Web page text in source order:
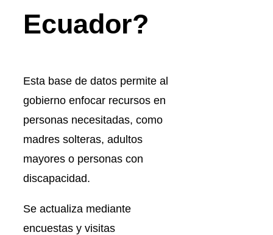
Ecuador?
Esta base de datos permite al
gobierno enfocar recursos en
personas necesitadas, como
madres solteras, adultos
mayores o personas con
discapacidad.
Se actualiza mediante
encuestas y visitas